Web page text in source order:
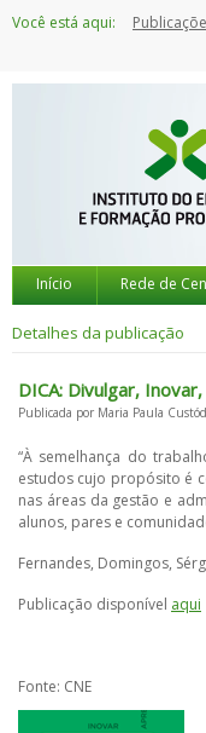
paraVocê está aqui:
Início Rede de
Detalhes da publicação
DICA: Divulgar,
Publicada por Maria Paula
“À semelhança do
estudos cujo propósito é
nas áreas da gestão e
alunos, pares e
Fernandes, Domingos,
Publicação disponível aqui
Fonte: CNE